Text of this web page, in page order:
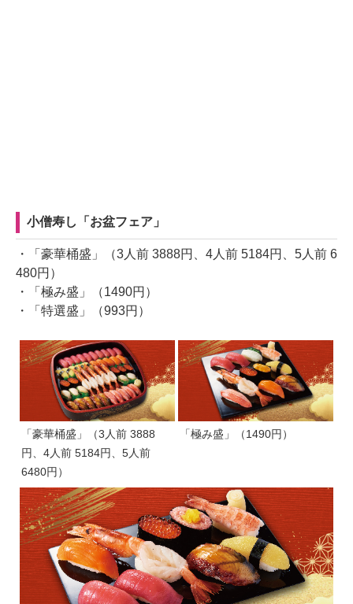
小僧寿し「お盆フェア」
・「豪華桶盛」（3人前 3888円、4人前 5184円、5人前 6
480円）
・「極み盛」（1490円）
・「特選盛」（993円）
「豪華桶盛」（3人前 3888
円、4人前 5184円、5人前
6480円）
「極み盛」（1490円）